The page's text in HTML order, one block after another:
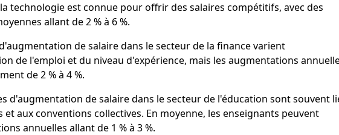
technologie est connue pour offrir des salaires compétitifs, avec des
allant de 2 % à 6 %.
de salaire dans le secteur de la finance varient
de l'emploi et du niveau d'expérience, mais les augmentations
de 2 % à 4 %.
d'augmentation de salaire dans le secteur de l'éducation sont souvent
aux conventions collectives. En moyenne, les enseignants peuvent
annuelles allant de 1 % à 3 %.